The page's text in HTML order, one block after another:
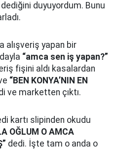
dediğini duyuyordum. Bunu
alışveriş yapan bir
“amca sen iş yapan?”
fişini aldı kasalardan
“BEN KONYA’NIN EN
ve marketten çıktı.
kartı slipinden okudu
OĞLUM O AMCA
dedi. İşte tam o anda o